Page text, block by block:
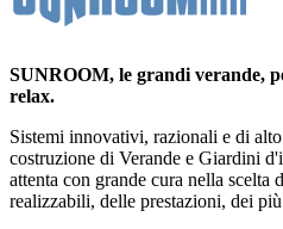
SUNROOM, le grandi verande,
relax.
Sistemi innovativi, razionali e di
costruzione di Verande e Giardini
attenta con grande cura nella scelta
realizzabili, delle prestazioni, dei